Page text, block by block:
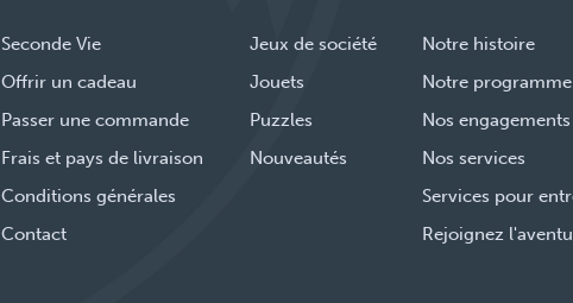
Seconde Vie
Offrir un cadeau
Passer une commande
Frais et pays de livraison
Conditions générales
Contact
Jeux de société
Jouets
Puzzles
Nouveautés
Notre histoire
Notre
Nos engagements
Nos services
Services pour
Rejoignez